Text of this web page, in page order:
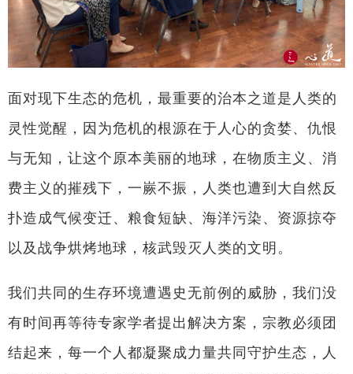
面对现下生态的危机，最重要的治本之道是人类的
灵性觉醒，因为危机的根源在于人心的贪婪、仇恨
与无知，让这个原本美丽的地球，在物质主义、消
费主义的摧残下，一嶡不振，人类也遭到大自然反
扑造成气候变迁、粮食短缺、海洋污染、资源掠夺
以及战争烘烤地球，核武毁灭人类的文明。
我们共同的生存环境遭遇史无前例的威胁，我们没
有时间再等待专家学者提出解决方案，宗教必须团
结起来，每一个人都凝聚成力量共同守护生态，人